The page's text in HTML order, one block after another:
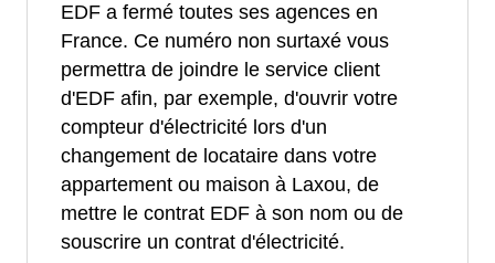
EDF a fermé toutes ses agences en
France. Ce numéro non surtaxé vous
permettra de joindre le service client
d'EDF afin, par exemple, d'ouvrir votre
compteur d'électricité lors d'un
changement de locataire dans votre
appartement ou maison à Laxou, de
mettre le contrat EDF à son nom ou de
souscrire un contrat d'électricité.